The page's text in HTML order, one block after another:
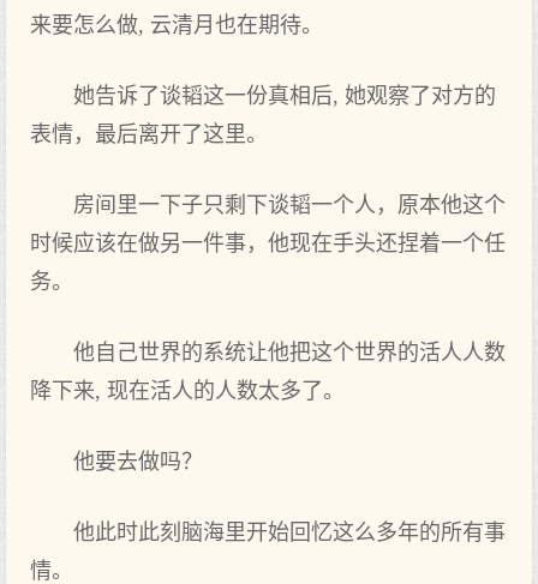
来要怎么做, 云清月也在期待。
她告诉了谈韬这一份真相后, 她观察了对方的
表情，最后离开了这里。
房间里一下子只剩下谈韬一个人，原本他这个
时候应该在做另一件事，他现在手头还捏着一个任
务。
他自己世界的系统让他把这个世界的活人人数
降下来, 现在活人的人数太多了。
他要去做吗？
他此时此刻脑海里开始回忆这么多年的所有事
情。